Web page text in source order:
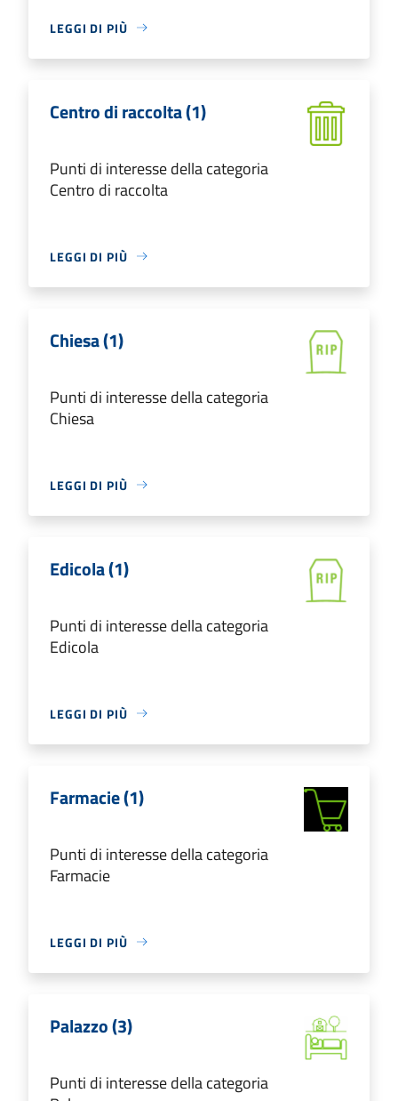
LEGGI DI PIÙ
Centro di raccolta (1)
Punti di interesse della categoria
Centro di raccolta
LEGGI DI PIÙ
Chiesa (1)
Punti di interesse della categoria
Chiesa
LEGGI DI PIÙ
Edicola (1)
Punti di interesse della categoria
Edicola
LEGGI DI PIÙ
Farmacie (1)
Punti di interesse della categoria
Farmacie
LEGGI DI PIÙ
Palazzo (3)
Punti di interesse della categoria